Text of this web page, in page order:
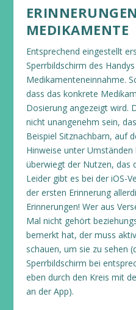
MEDIKAMENTE
Entsprechend eingestellt
Sperrbildschirm des
Medikamenteneinnahme.
dass das konkrete
Dosierung angezeigt wird.
nicht unangenehm sein,
Beispiel Sitznachbarn, auf
Hinweise unter
überwiegt der Nutzen, das
Leider gibt es bei der iOS-
der ersten Erinnerung
Erinnerungen! Wer aus
Mal nicht gehört
bemerkt hat, der muss
schauen, um sie zu sehen
Sperrbildschirm bei
eben durch den Kreis mit
an der App).